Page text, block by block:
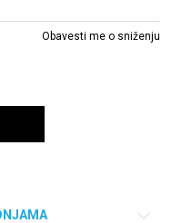
Obavesti me o sniženju